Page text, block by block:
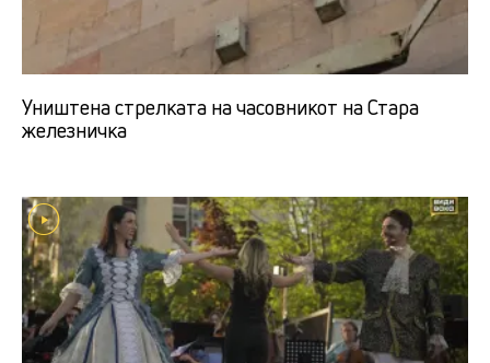
Уништена стрелката на часовникот на Стара
железничка